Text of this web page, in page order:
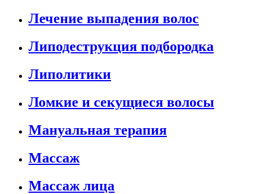
Лечение выпадения волос
Липодеструкция подбородка
Липолитики
Ломкие и секущиеся волосы
Мануальная терапия
Массаж
Массаж лица